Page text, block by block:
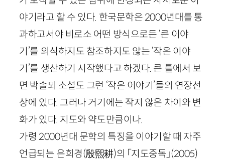
야기라고 할 수 있다. 한국문학은 2000년대를 통
과하고서야 비로소 어떤 방식으로든 ‘큰 이야
기’를 의식하지도 참조하지도 않는 ‘작은 이야
기’를 생산하기 시작했다고 하겠다. 큰 틀에서 보
면 박솔뫼 소설도 그런 ‘작은 이야기’들의 연장선
상에 있다. 그러나 거기에는 작지 않은 차이와 변
화가 있다. 지도와 약도만큼이나.
가령 2000년대 문학의 특징을 이야기할 때 자주
언급되는 은희경(殷熙耕)의 「지도중독」(2005)